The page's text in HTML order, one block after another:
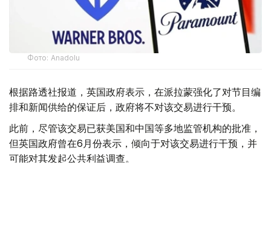
Фото: Аnadolu
根据路透社报道，英国政府表示，在派拉蒙强化了对节目编
排和新闻供给的保证后，政府将不对该交易进行干预。
此前，尽管该交易已获美国和中国等多地监管机构的批准，
但英国政府曾在6月份表示，倾向于对该交易进行干预，并
可能对其发起公共利益调查。